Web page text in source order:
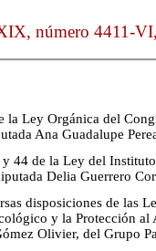
número 4411-
la Ley Orgánica del
Ana Guadalupe
44 de la Ley del
Delia Guerrero
disposiciones de las
y la Protección
Olivier, del Grupo